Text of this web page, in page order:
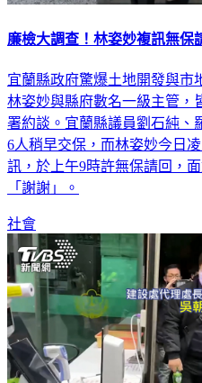
廉檢大調查！林姿妙複訊無
宜蘭縣政府驚爆土地開發與市
林姿妙與縣府數名一級主管，
署約談。宜蘭縣議員劉石純、
6人稍早交保，而林姿妙今日
訊，於上午9時許無保請回，
「謝謝」。
社會